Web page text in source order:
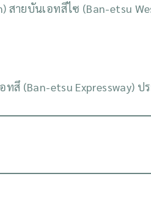
สายบันเอทสึไซ (Ban-etsu
ทสึ (Ban-etsu Expressway)